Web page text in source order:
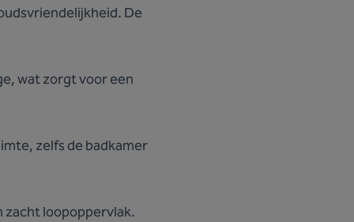
De
wat zorgt voor een
zelfs de badkamer
zacht loopoppervlak.